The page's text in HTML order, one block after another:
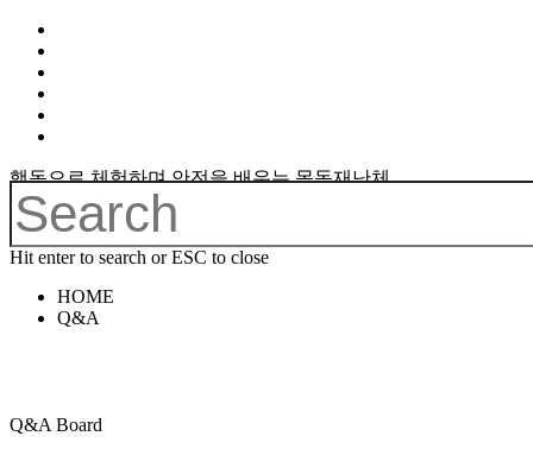
Hit enter to search or ESC to close
행동으로 체험하며 안전을 배우는 목동재난체
험관
HOME
Q&A
Q&A Board